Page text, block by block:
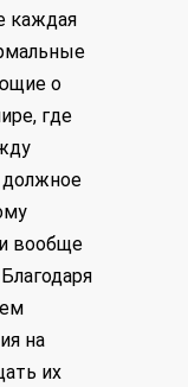
каждая
о
где
должное
вообще
на
их